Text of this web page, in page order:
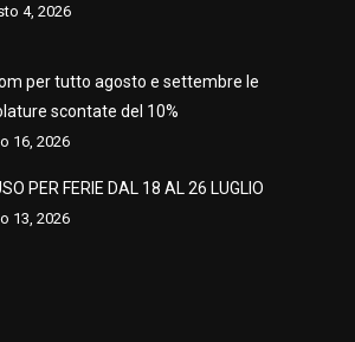
4, 2026
per tutto agosto e settembre le
scontate del 10%
16, 2026
PER FERIE DAL 18 AL 26 LUGLIO
13, 2026